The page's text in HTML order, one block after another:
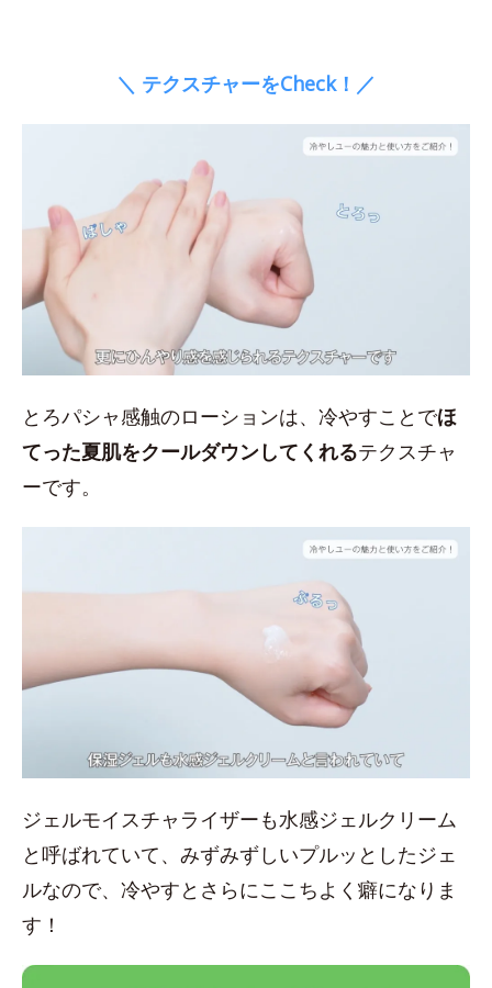
＼ テクスチャーをCheck！／
とろパシャ感触のローションは、冷やすことでほ
てった夏肌をクールダウンしてくれるテクスチャ
ーです。
ジェルモイスチャライザーも水感ジェルクリーム
と呼ばれていて、みずみずしいプルッとしたジェ
ルなので、冷やすとさらにここちよく癖になりま
す！